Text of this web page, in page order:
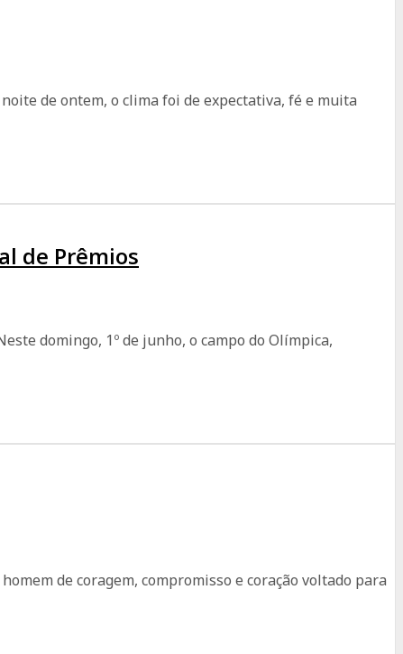
de ontem, o clima foi de expectativa, fé e muita
de Prêmios
domingo, 1º de junho, o campo do Olímpica,
de coragem, compromisso e coração voltado para